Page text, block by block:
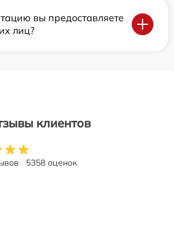
вы предоставляете
лиц?
клиентов
5358 оценок